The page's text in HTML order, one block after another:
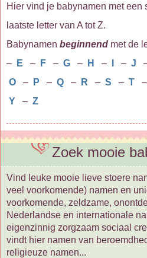
Hier vind je babynamen met een
laatste letter van A tot Z.
Babynamen beginnend met de
–
E – F – G – H – – J
O
– P – Q – R – S – T –
Y
– Z
Zoek mooie
Vind leuke mooie lieve stoere
veel voorkomende) namen en
voorkomende, zeldzame,
Nederlandse en internationale
eigenzinnig zorgzaam sociaal
vindt hier namen van
religieuze namen...